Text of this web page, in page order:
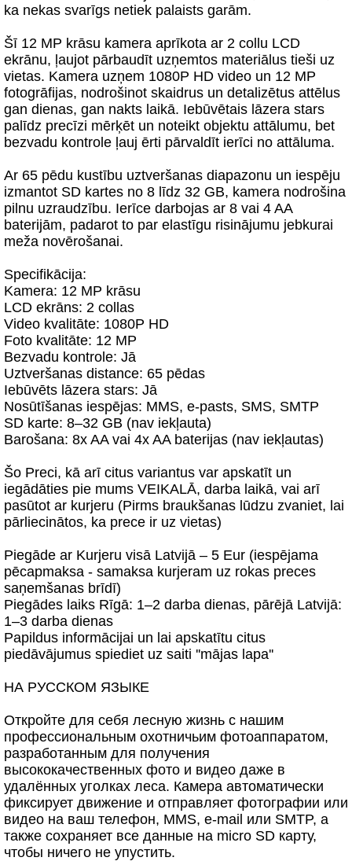
ka nekas svarīgs netiek palaists garām.
Šī 12 MP krāsu kamera aprīkota ar 2 collu LCD
ekrānu, ļaujot pārbaudīt uzņemtos materiālus tieši uz
vietas. Kamera uzņem 1080P HD video un 12 MP
fotogrāfijas, nodrošinot skaidrus un detalizētus attēlus
gan dienas, gan nakts laikā. Iebūvētais lāzera stars
palīdz precīzi mērķēt un noteikt objektu attālumu, bet
bezvadu kontrole ļauj ērti pārvaldīt ierīci no attāluma.
Ar 65 pēdu kustību uztveršanas diapazonu un iespēju
izmantot SD kartes no 8 līdz 32 GB, kamera nodrošina
pilnu uzraudzību. Ierīce darbojas ar 8 vai 4 AA
baterijām, padarot to par elastīgu risinājumu jebkurai
meža novērošanai.
Specifikācija:
Kamera: 12 MP krāsu
LCD ekrāns: 2 collas
Video kvalitāte: 1080P HD
Foto kvalitāte: 12 MP
Bezvadu kontrole: Jā
Uztveršanas distance: 65 pēdas
Iebūvēts lāzera stars: Jā
Nosūtīšanas iespējas: MMS, e-pasts, SMS, SMTP
SD karte: 8–32 GB (nav iekļauta)
Barošana: 8x AA vai 4x AA baterijas (nav iekļautas)
Šo Preci, kā arī citus variantus var apskatīt un
iegādāties pie mums VEIKALĀ, darba laikā, vai arī
pasūtot ar kurjeru (Pirms braukšanas lūdzu zvaniet, lai
pārliecinātos, ka prece ir uz vietas)
Piegāde ar Kurjeru visā Latvijā – 5 Eur (iespējama
pēcapmaksa - samaksa kurjeram uz rokas preces
saņemšanas brīdī)
Piegādes laiks Rīgā: 1–2 darba dienas, pārējā Latvijā:
1–3 darba dienas
Papildus informācijai un lai apskatītu citus
piedāvājumus spiediet uz saiti ''mājas lapa''
НА РУССКОМ ЯЗЫКЕ
Откройте для себя лесную жизнь с нашим
профессиональным охотничьим фотоаппаратом,
разработанным для получения
высококачественных фото и видео даже в
удалённых уголках леса. Камера автоматически
фиксирует движение и отправляет фотографии или
видео на ваш телефон, MMS, e-mail или SMTP, а
также сохраняет все данные на micro SD карту,
чтобы ничего не упустить.